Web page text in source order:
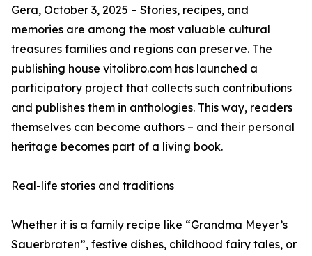
Gera, October 3, 2025 – Stories, recipes, and
memories are among the most valuable cultural
treasures families and regions can preserve. The
publishing house vitolibro.com has launched a
participatory project that collects such contributions
and publishes them in anthologies. This way, readers
themselves can become authors – and their personal
heritage becomes part of a living book.
Real-life stories and traditions
Whether it is a family recipe like “Grandma Meyer’s
Sauerbraten”, festive dishes, childhood fairy tales, or